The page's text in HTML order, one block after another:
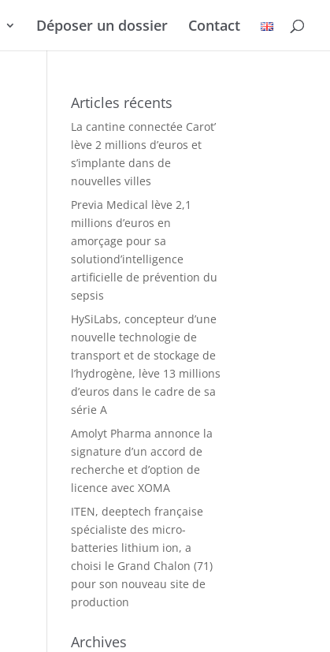
Déposer un dossier Contact
Articles récents
La cantine connectée Carot’
lève 2 millions d’euros et
s’implante dans de
nouvelles villes
Previa Medical lève 2,1
millions d’euros en
amorçage pour sa
solutiond’intelligence
artificielle de prévention du
sepsis
HySiLabs, concepteur d’une
nouvelle technologie de
transport et de stockage de
l’hydrogène, lève 13 millions
d’euros dans le cadre de sa
série A
Amolyt Pharma annonce la
signature d’un accord de
recherche et d’option de
licence avec XOMA
ITEN, deeptech française
spécialiste des micro-
batteries lithium ion, a
choisi le Grand Chalon (71)
pour son nouveau site de
production
Archives